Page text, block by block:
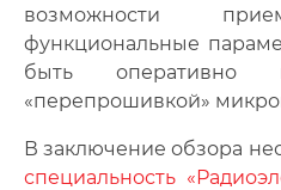
возможности
функциональные
быть оперативно
«перепрошивкой»
В заключение обзора
специальность